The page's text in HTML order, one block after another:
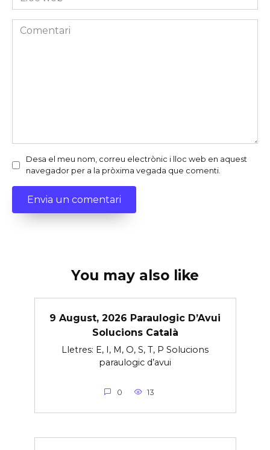
web
Comentari
Desa el meu nom, correu electrònic i lloc web en aquest
navegador per a la pròxima vegada que comenti.
You may also like
9 August, 2026 Paraulogic D’Avui
Solucions Català
Lletres: E, I, M, O, S, T, P Solucions
paraulogic d’avui
0 13